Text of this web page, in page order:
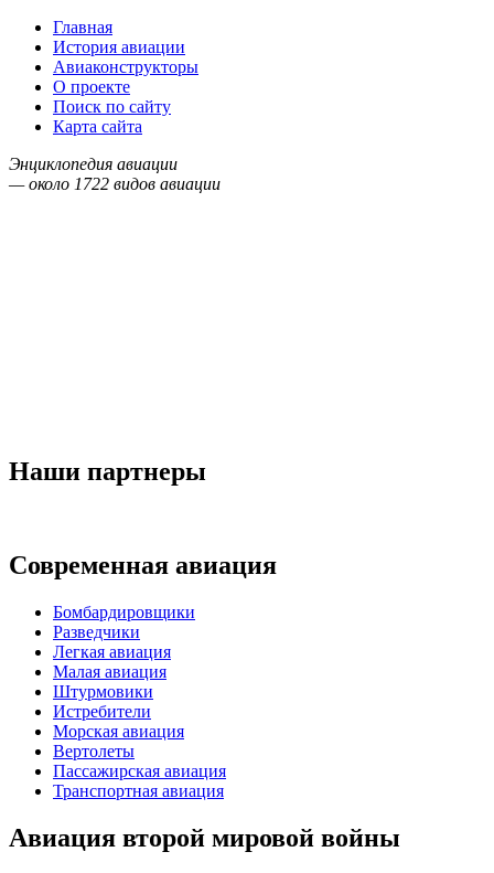
Главная
История авиации
Авиаконструкторы
О проекте
Поиск по сайту
Карта сайта
Энциклопедия авиации
— около 1722 видов авиации
Наши партнеры
Современная авиация
Бомбардировщики
Разведчики
Легкая авиация
Малая авиация
Штурмовики
Истребители
Морская авиация
Вертолеты
Пассажирская авиация
Транспортная авиация
Авиация второй мировой войны